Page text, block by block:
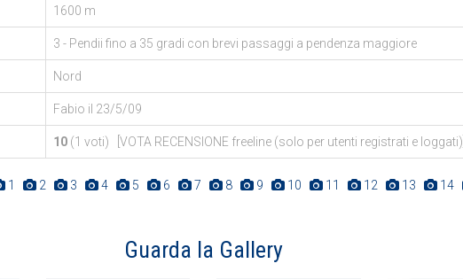
1600 m
3 - Pendii fino a 35 gradi con brevi passaggi a pendenza maggiore
Nord
Fabio il 23/5/09
10 (1 voti) [VOTA RECENSIONE freeline (solo per utenti registrati e loggati)]
1 2 3 4 5 6 7 8 9 10 11 12 13 14
Guarda la Gallery